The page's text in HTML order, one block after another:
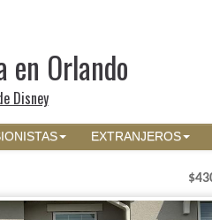
en Orlando
Disney
EXTRANJEROS